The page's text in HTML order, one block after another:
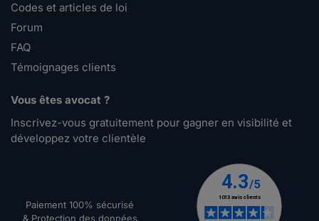
Codes et articles de loi
Forum
FAQ
Témoignages clients
Vous êtes avocat ?
Inscrivez-vous gratuitement pour gagner en visibilité et
développez votre clientèle
Paiement 100% sécurisé
& Protection des données